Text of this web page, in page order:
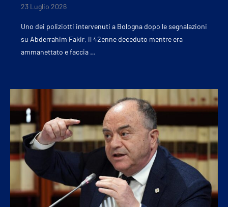
23 Luglio 2026
Uno dei poliziotti intervenuti a Bologna dopo le segnalazioni
su Abderrahim Fakir, il 42enne deceduto mentre era
ammanettato e faccia …